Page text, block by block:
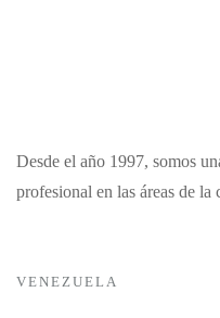
Desde el año 1997, somos
profesional en las áreas de
VENEZUELA